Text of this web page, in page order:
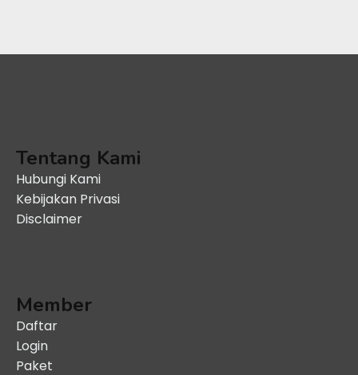
Tentang Kami
Hubungi Kami
Kebijakan Privasi
Disclaimer
Member
Daftar
Login
Paket